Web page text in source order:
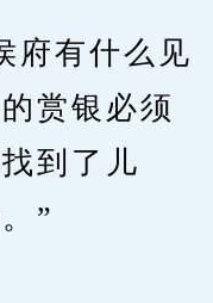
有什么见
赏银必须
到了儿
”